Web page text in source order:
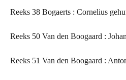
Reeks 38 Bogaerts : Cornelius
Reeks 50 Van den Boogaard :
Reeks 51 Van den Boogaard :